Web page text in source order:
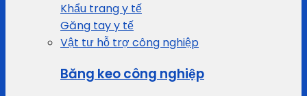
Khẩu trang y tế
Găng tay y tế
Vật tư hỗ trợ công nghiệp
Băng keo công nghiệp